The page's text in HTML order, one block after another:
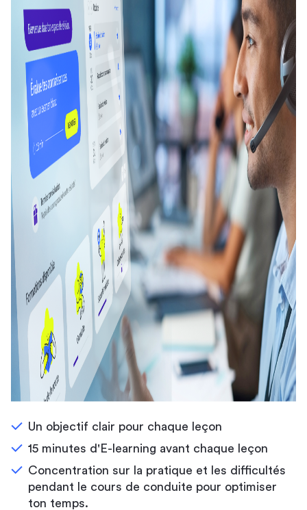
Un objectif clair pour chaque leçon
15 minutes d'E-learning avant chaque leçon
Concentration sur la pratique et les difficultés
pendant le cours de conduite pour optimiser
ton temps.